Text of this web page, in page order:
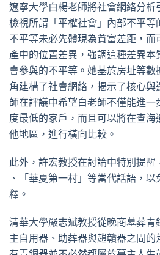
遼寧大學白楊老師將社會網絡分
檢視所謂「平權社會」內部不平
不平等未必先體現為貧富差距，
產中的位置差異，強調這種差異
會參與的不平等。她基於房址等
角建構了社會網絡，揭示了核心
師在評議中希望白老師不僅能進
度最低的家戶，而且可以將在查
他地區，進行橫向比較。
此外，許宏教授在討論中特別提醒
、「華夏第一村」等當代話語，
釋。
清華大學嚴志斌教授從晚商墓葬
主自用器、助葬器與趙贛器之間